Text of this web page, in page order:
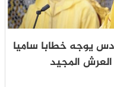
يوجه خطابا ساميا
المجيد